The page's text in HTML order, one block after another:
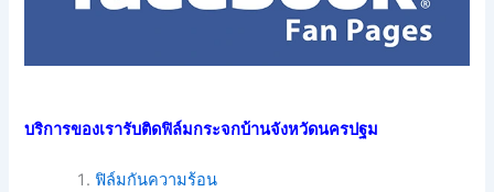
บริการของเรารับติดฟิล์มกระจกบ้านจังหวัดนครปฐม
ฟิล์มกันความร้อน